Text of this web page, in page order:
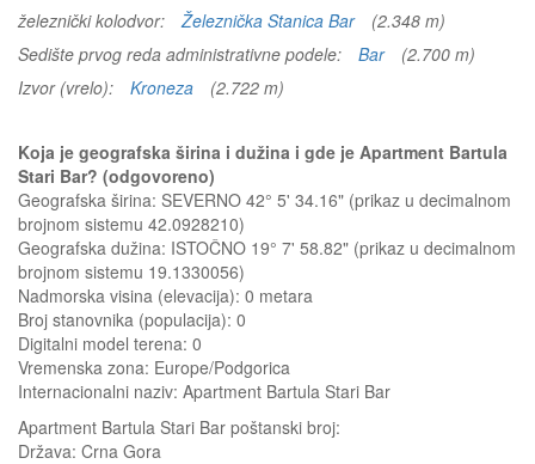
železnički kolodvor:
Železnička Stanica Bar
(2.348 m)
Sedište prvog reda administrativne podele:
Bar
(2.700 m)
Izvor (vrelo):
Kroneza (2.722 m)
Koja je geografska širina i dužina i gde je Apartment Bartula
Stari Bar? (odgovoreno)
Geografska širina: SEVERNO 42° 5' 34.16" (prikaz u decimalnom
brojnom sistemu 42.0928210)
Geografska dužina: ISTOČNO 19° 7' 58.82" (prikaz u decimalnom
brojnom sistemu 19.1330056)
Nadmorska visina (elevacija): 0 metara
Broj stanovnika (populacija): 0
Digitalni model terena: 0
Vremenska zona: Europe/Podgorica
Internacionalni naziv: Apartment Bartula Stari Bar
Apartment Bartula Stari Bar poštanski broj:
Država: Crna Gora